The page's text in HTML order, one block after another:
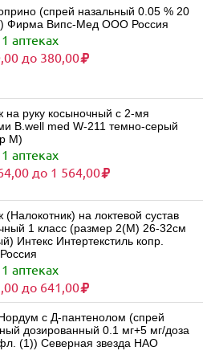
(спрей назальный 0.05 % 20
Фирма Випс-Мед ООО Россия
аптеках
до 380,00
на руку косыночный с 2-мя
B.well med W-211 темно-серый
M)
аптеках
до 1 564,00
(Налокотник) на локтевой сустав
1 класс (размер 2(M) 26-32см
Интекс Интертекстиль копр.
аптеках
до 641,00
с Д-пантенолом (спрей
дозированный 0.1 мг+5 мг/доза
(1)) Северная звезда НАО